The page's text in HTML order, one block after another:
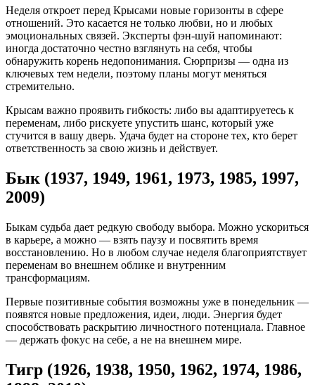
Неделя откроет перед Крысами новые горизонты в сфере
отношений. Это касается не только любви, но и любых
эмоциональных связей. Эксперты фэн-шуй напоминают:
иногда достаточно честно взглянуть на себя, чтобы
обнаружить корень недопонимания. Сюрпризы — одна из
ключевых тем недели, поэтому планы могут меняться
стремительно.
Крысам важно проявить гибкость: либо вы адаптируетесь к
переменам, либо рискуете упустить шанс, который уже
стучится в вашу дверь. Удача будет на стороне тех, кто берет
ответственность за свою жизнь и действует.
Бык (1937, 1949, 1961, 1973, 1985, 1997,
2009)
Быкам судьба дает редкую свободу выбора. Можно ускориться
в карьере, а можно — взять паузу и посвятить время
восстановлению. Но в любом случае неделя благоприятствует
переменам во внешнем облике и внутренним
трансформациям.
Первые позитивные события возможны уже в понедельник —
появятся новые предложения, идеи, люди. Энергия будет
способствовать раскрытию личностного потенциала. Главное
— держать фокус на себе, а не на внешнем мире.
Тигр (1926, 1938, 1950, 1962, 1974, 1986,